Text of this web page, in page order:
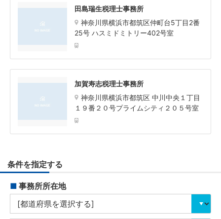
田島瑞生税理士事務所
神奈川県横浜市都筑区仲町台5丁目2番
25号 ハスミドミトリー402号室
加賀寿志税理士事務所
神奈川県横浜市都筑区 中川中央１丁目
１９番２０号プライムシティ２０５号室
条件を指定する
■ 事務所所在地